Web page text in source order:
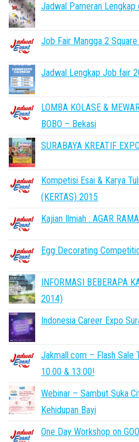
Jadwal Pameran Lengkap
Job Fair Mangga 2
Jadwal Lengkap Job fair
LOMBA KOLASE &
BOBO – Bekasi
SURABAYA KREATIF
Kompetisi Esai & Karya
(KERTAS) 2015
Kajian Ilmiah : AGAR
Egg Decorating
INFORMASI BEBERAPA
2014)
Indonesia Career Expo
Jakmall.com – Flash Sale
10.00 & 13.00!
Webinar – Sambut Suka
Kehidupan Bayi
One Day Workshop on